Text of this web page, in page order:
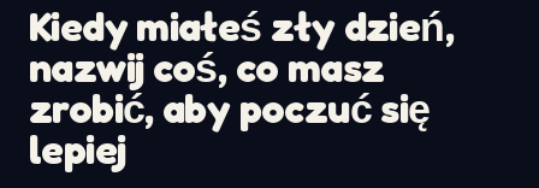
Kiedy miałeś zły dzień,
nazwij coś, co masz
zrobić, aby poczuć się
lepiej